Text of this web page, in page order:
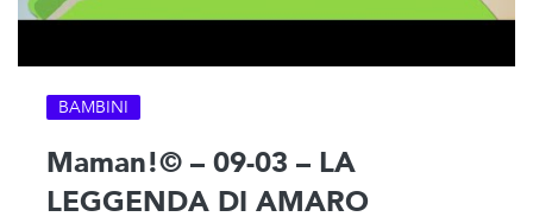
BAMBINI
Maman!© – 09-03 – LA
LEGGENDA DI AMARO